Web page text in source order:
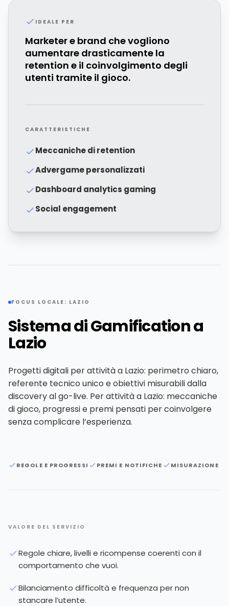
IDEALE PER
Marketer e brand che vogliono
aumentare drasticamente la
retention e il coinvolgimento degli
utenti tramite il gioco.
CARATTERISTICHE
Meccaniche di retention
Advergame personalizzati
Dashboard analytics gaming
Social engagement
FOCUS LOCALE: LAZIO
Sistema di Gamification a
Lazio
Progetti digitali per attività a Lazio: perimetro chiaro,
referente tecnico unico e obiettivi misurabili dalla
discovery al go-live. Per attività a Lazio: meccaniche
di gioco, progressi e premi pensati per coinvolgere
senza complicare l’esperienza.
REGOLE E PROGRESSI PREMI E NOTIFICHE MISURAZIONE
VALORE DEL SERVIZIO
Regole chiare, livelli e ricompense coerenti con il
comportamento che vuoi.
Bilanciamento difficoltà e frequenza per non
stancare l’utente.